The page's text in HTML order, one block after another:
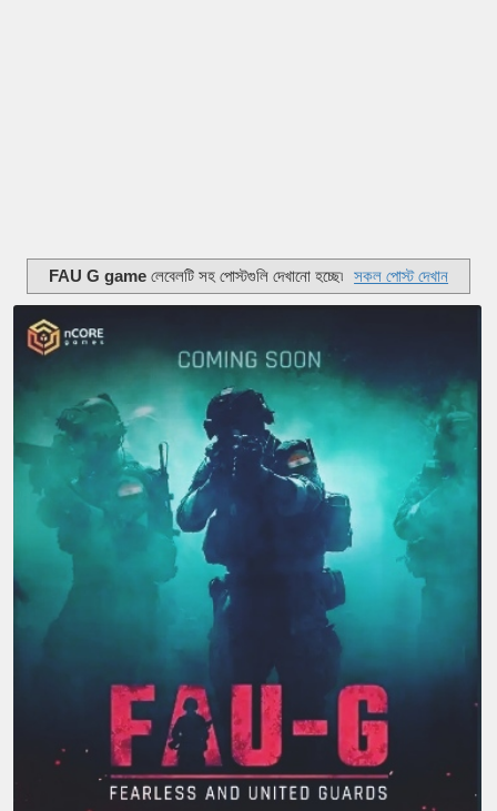
FAU G gameলেবেলটি সহ পোস্টগুলি দেখানো হচ্ছে৷ সকল পোস্ট দেখান